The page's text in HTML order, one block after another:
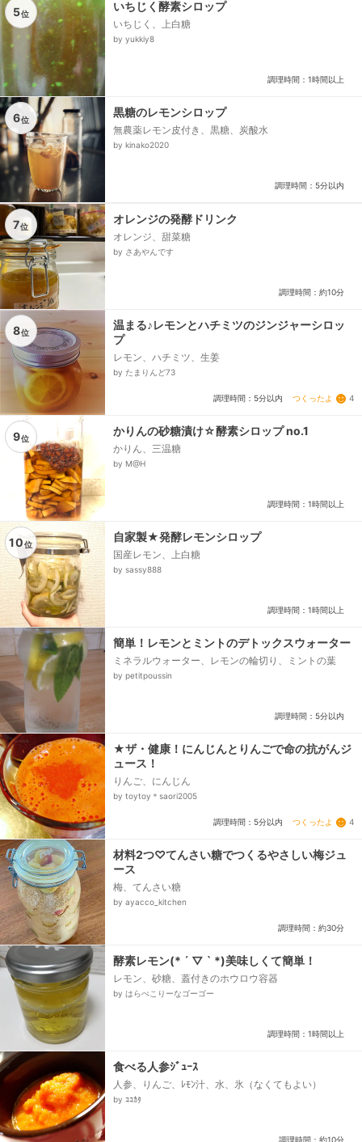
5位
いちじく酵素シロップ
いちじく、上白糖
by yukkiy8
調理時間：1時間以上
6位
黒糖のレモンシロップ
無農薬レモン皮付き、黒糖、炭酸水
by kinako2020
調理時間：5分以内
7位
オレンジの発酵ドリンク
オレンジ、甜菜糖
by さあやんです
調理時間：約10分
8位
温まる♪レモンとハチミツのジンジャーシロッ
プ
レモン、ハチミツ、生姜
by たまりんど73
調理時間：5分以内 つくったよ 4
9位
かりんの砂糖漬け☆酵素シロップ no.1
かりん、三温糖
by M@H
調理時間：1時間以上
10位
自家製★発酵レモンシロップ
国産レモン、上白糖
by sassy888
調理時間：1時間以上
簡単！レモンとミントのデトックスウォーター
ミネラルウォーター、レモンの輪切り、ミントの葉
by petitpoussin
調理時間：5分以内
★ザ・健康！にんじんとりんごで命の抗がんジ
ュース！
りんご、にんじん
by toytoy＊saori2005
調理時間：5分以内 つくったよ 4
材料2つ♡てんさい糖でつくるやさしい梅ジュ
ース
梅、てんさい糖
by ayacco_kitchen
調理時間：約30分
酵素レモン(* ´ ▽ ` *)美味しくて簡単！
レモン、砂糖、蓋付きのホウロウ容器
by はらぺこりーなゴーゴー
調理時間：1時間以上
食べる人参ｼﾞｭｰｽ
人参、りんご、ﾚﾓﾝ汁、水、氷（なくてもよい）
by ｺｺｶﾀ
調理時間：約10分